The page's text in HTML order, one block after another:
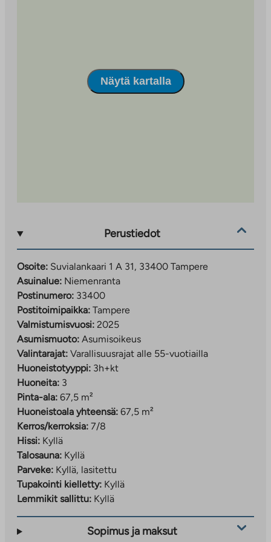
joutua luopumaan 14 vrk irtisanomisajalla.
rakennuskustannukset nousevat arvonlisäverokannan
korotuksesta johtuen, voidaan asumisoikeusmaksuja
joutua tarkistamaan, kuitenkin alle 1,5 %:ia. Mahdolliset
asumisoikeusmaksujen tarkistukset tehdään kohteen
valmistumisen jälkeen. Asumisoikeusmaksujen
tarkistamisesta tiedotetaan asumisoikeuden haltijoita
kirjallisesti.
Näytä kartalla
Perustiedot
Osoite: Suvialankaari 1 A 31, 33400 Tampere
Asuinalue: Niemenranta
Postinumero: 33400
Postitoimipaikka: Tampere
Valmistumisvuosi: 2025
Asumismuoto: Asumisoikeus
Valintarajat: Varallisuusrajat alle 55-vuotiailla
Huoneistotyyppi: 3h+kt
Huoneita: 3
Pinta-ala: 67,5 m²
Huoneistoala yhteensä: 67,5 m²
Kerros/kerroksia: 7/8
Hissi: Kyllä
Talosauna: Kyllä
Parveke: Kyllä, lasitettu
Tupakointi kielletty: Kyllä
Lemmikit sallittu: Kyllä
Sopimus ja maksut